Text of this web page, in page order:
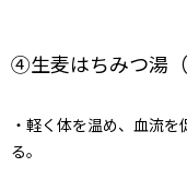
④生麦はちみつ湯（
・軽く体を温め、血流
る。